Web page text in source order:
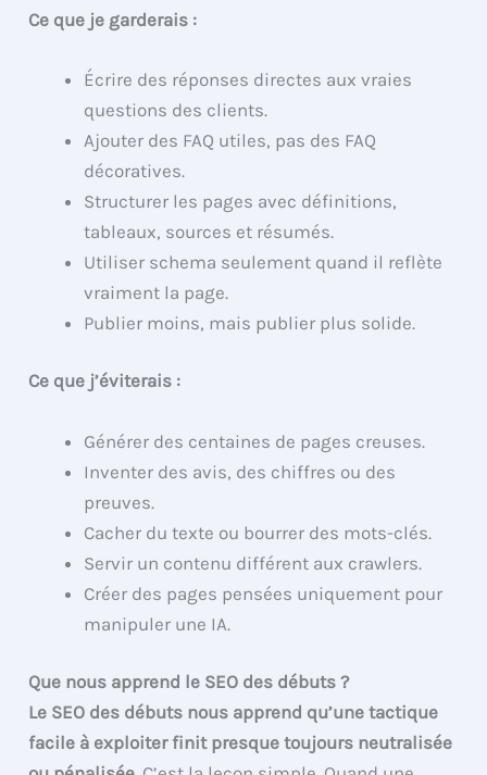
Ce que je garderais :
Écrire des réponses directes aux vraies
questions des clients.
Ajouter des FAQ utiles, pas des FAQ
décoratives.
Structurer les pages avec définitions,
tableaux, sources et résumés.
Utiliser schema seulement quand il reflète
vraiment la page.
Publier moins, mais publier plus solide.
Ce que j’éviterais :
Générer des centaines de pages creuses.
Inventer des avis, des chiffres ou des
preuves.
Cacher du texte ou bourrer des mots-clés.
Servir un contenu différent aux crawlers.
Créer des pages pensées uniquement pour
manipuler une IA.
Que nous apprend le SEO des débuts ?
Le SEO des débuts nous apprend qu’une tactique
facile à exploiter finit presque toujours neutralisée